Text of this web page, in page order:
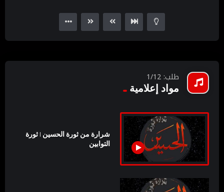
طلب: 1/12
مواد إعلامية
شرارة من ثورة الحسين | ثورة
التوابين